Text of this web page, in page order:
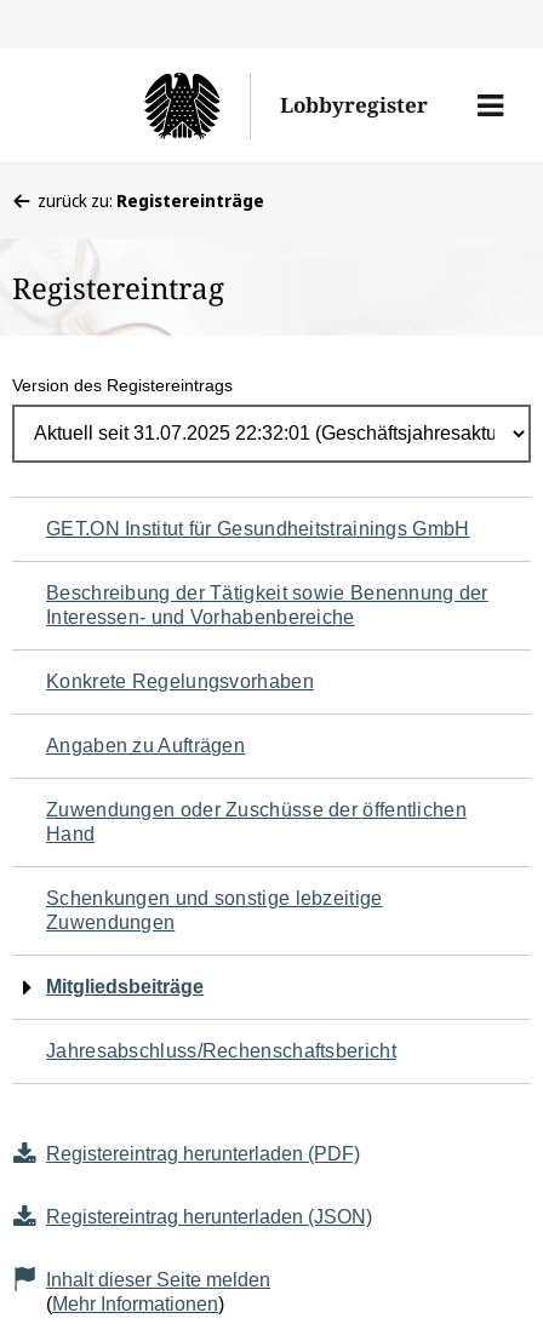
Lobbyregister
Menü
befinden
hier:
zurück zu: Registereinträge
Registereintrag
Version des Registereintrags
Navigation
für
den
Seiteninhalt
GET.ON Institut für Gesundheitstrainings GmbH
Beschreibung der Tätigkeit sowie Benennung der
Interessen- und Vorhabenbereiche
Konkrete Regelungsvorhaben
Angaben zu Aufträgen
Zuwendungen oder Zuschüsse der öffentlichen
Hand
Schenkungen und sonstige lebzeitige
Zuwendungen
Mitgliedsbeiträge
Jahresabschluss/Rechenschaftsbericht
Registereintrag herunterladen (PDF)
Registereintrag herunterladen (JSON)
Inhalt dieser Seite melden
(Mehr Informationen)